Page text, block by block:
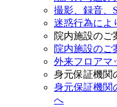
撮影、録音、
迷惑行為によ
院内施設のご
院内施設のご
外来フロアマ
身元保証機関
身元保証機関
へ